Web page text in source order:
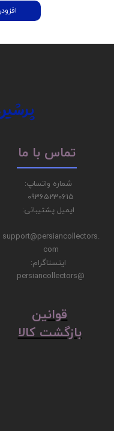
شماره واتساپ:
09365230615
ایمیل پشتیبانی:
support@persiancollectors.
com
اینستاگرام:
@persiancollectors
تماس با ما
ق​​​​​​​وانین
بازگشت کالا